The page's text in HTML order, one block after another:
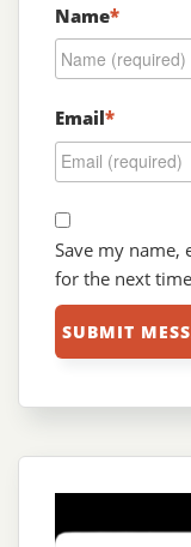
Name*
Email*
Save my name,
for the next